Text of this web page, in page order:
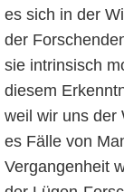
es sich in der
der
sie intrinsisch
diesem
weil wir uns der
es Fälle von
Vergangenheit